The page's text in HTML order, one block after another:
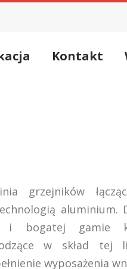
Kontakt
grzejników
aluminium.
i bogatej gamie
w skład tej
wyposażenia